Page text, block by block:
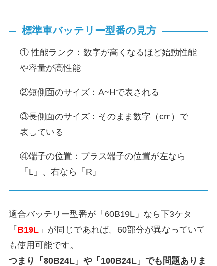
標準車バッテリー型番の見方
① 性能ランク：数字が高くなるほど始動性能
や容量が高性能
②短側面のサイズ：A~Hで表される
③長側面のサイズ：そのまま数字（cm）で
表している
④端子の位置：プラス端子の位置が左なら
「L」、右なら「R」
適合バッテリー型番が「60B19L」なら下3ケタ
「 B19L」が同じであれば、60部分が異なっていて
も使用可能です。
つまり「80B24L」や「100B24L」でも問題ありま